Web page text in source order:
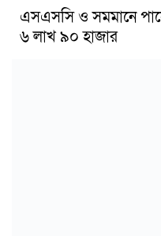
এসএসসি ও সমমানে
৬ লাখ ৯০ হাজার